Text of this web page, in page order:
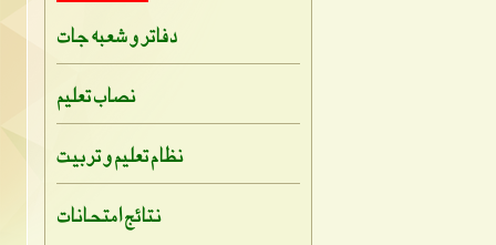
دفاتر و شعبہ جات
نصاب تعلیم
نظام تعلیم و تربیت
نتائج امتحانات